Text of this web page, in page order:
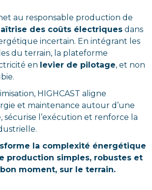
au responsable production de
des coûts électriques dans
incertain. En intégrant les
du terrain, la plateforme
en levier de pilotage, et non
HIGHCAST aligne
et maintenance autour d’une
sécurise l’exécution et renforce la
la complexité énergétique
production simples, robustes et
moment, sur le terrain.